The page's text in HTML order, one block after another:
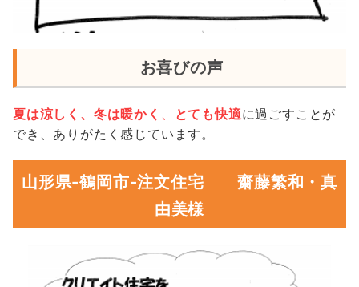
お喜びの声
夏は涼しく、冬は暖かく 、 とても快適に過ごすことが
でき、ありがたく感じています。
山形県-鶴岡市-注文住宅 齋藤繁和・真
由美様